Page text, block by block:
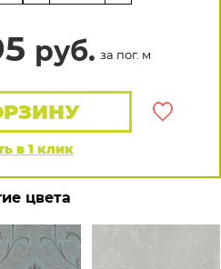
руб. за пог. м
в 1 клик
цвета